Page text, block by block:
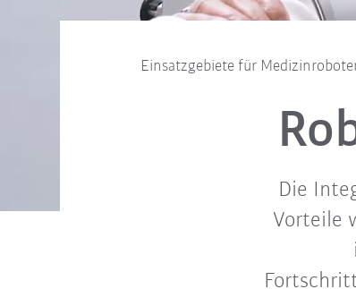
Einsatzgebiete für
Die
Vorteile